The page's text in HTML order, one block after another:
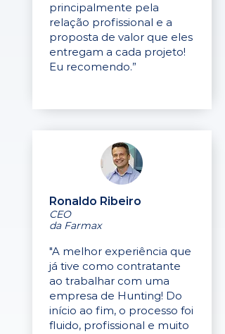
principalmente pela
relação profissional e a
proposta de valor que eles
entregam a cada projeto!
Eu recomendo.”
Ronaldo Ribeiro
CEO
da Farmax
"A melhor experiência que
já tive como contratante
ao trabalhar com uma
empresa de Hunting! Do
início ao fim, o processo foi
fluido, profissional e muito